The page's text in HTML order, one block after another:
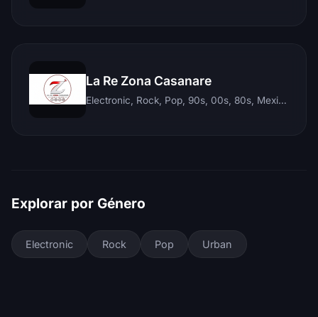
La Re Zona Casanare
Electronic, Rock, Pop, 90s, 00s, 80s, Mexican, Ranchera, Reggaeton, Instrumental, Salsa, Merengue, Tropical, Romantic, Vallenato, Llanera
Explorar por Género
Electronic Rock Pop Urban